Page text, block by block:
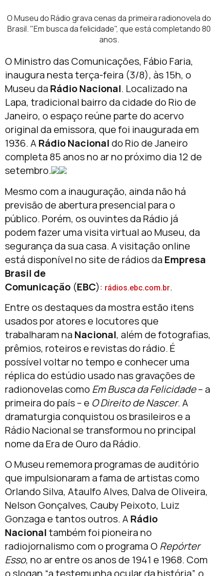
O Museu do Rádio grava cenas da primeira radionovela do
Brasil. "Em busca da felicidade", que está completando 80
anos.
O Ministro das Comunicações, Fábio Faria,
inaugura nesta terça-feira (3/8), às 15h, o
Museu da Rádio Nacional. Localizado na
Lapa, tradicional bairro da cidade do Rio de
Janeiro, o espaço reúne parte do acervo
original da emissora, que foi inaugurada em
1936. A Rádio Nacional do Rio de Janeiro
completa 85 anos no ar no próximo dia 12 de
setembro.
Mesmo com a inauguração, ainda não há
previsão de abertura presencial para o
público. Porém, os ouvintes da Rádio já
podem fazer uma visita virtual ao Museu, da
segurança da sua casa. A visitação online
está disponível no site de rádios da Empresa
Brasil de
Comunicação (EBC): rádios.ebc.com.br.
Entre os destaques da mostra estão itens
usados por atores e locutores que
trabalharam na Nacional, além de fotografias,
prêmios, roteiros e revistas do rádio. É
possível voltar no tempo e conhecer uma
réplica do estúdio usado nas gravações de
radionovelas como Em Busca da Felicidade– a
primeira do país – e O Direito de Nascer. A
dramaturgia conquistou os brasileiros e a
Rádio Nacional se transformou no principal
nome da Era de Ouro da Rádio.
O Museu rememora programas de auditório
que impulsionaram a fama de artistas como
Orlando Silva, Ataulfo Alves, Dalva de Oliveira,
Nelson Gonçalves, Cauby Peixoto, Luiz
Gonzaga e tantos outros. A Rádio
Nacionaltambém foi pioneira no
radiojornalismo com o programa O Repórter
Esso, no ar entre os anos de 1941 e 1968. Com